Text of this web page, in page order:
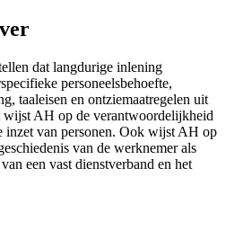
dat langdurige inlening
personeelsbehoefte,
taaleisen en ontziemaatregelen uit
AH op de verantwoordelijkheid
inzet van personen. Ook wijst AH op
van de werknemer als
een vast dienstverband en het